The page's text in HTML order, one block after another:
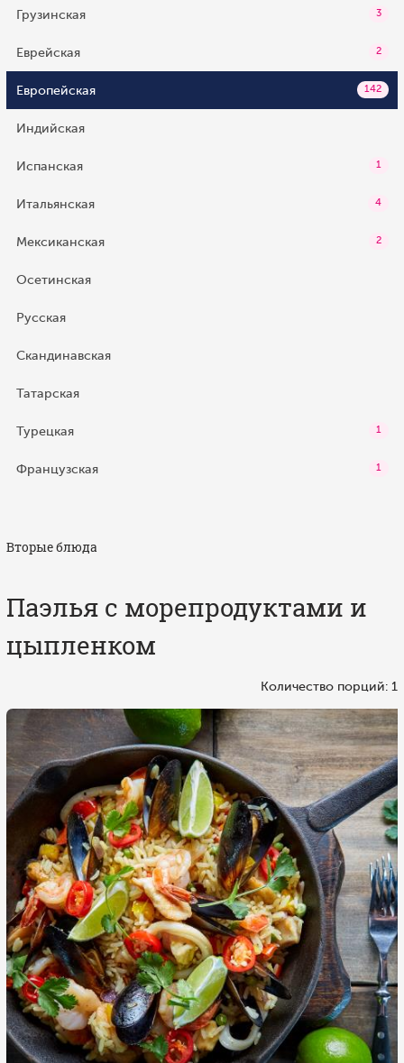
Грузинская 3
Еврейская 2
Европейская 142
Индийская
Испанская 1
Итальянская 4
Мексиканская 2
Осетинская
Русская
Скандинавская
Татарская
Турецкая 1
Французская 1
Вторые блюда
Паэлья с морепродуктами и
цыпленком
Количество порций: 1